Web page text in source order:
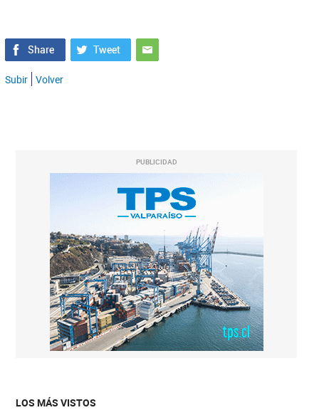
Subir Volver
PUBLICIDAD
LOS MÁS VISTOS